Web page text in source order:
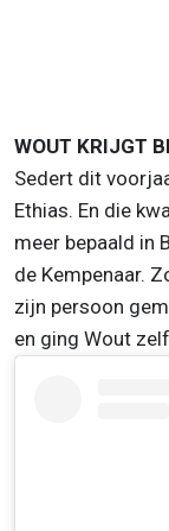
WOUT KRIJGT
Sedert dit
Ethias. En die
meer bepaald in
de Kempenaar.
zijn persoon
en ging Wout